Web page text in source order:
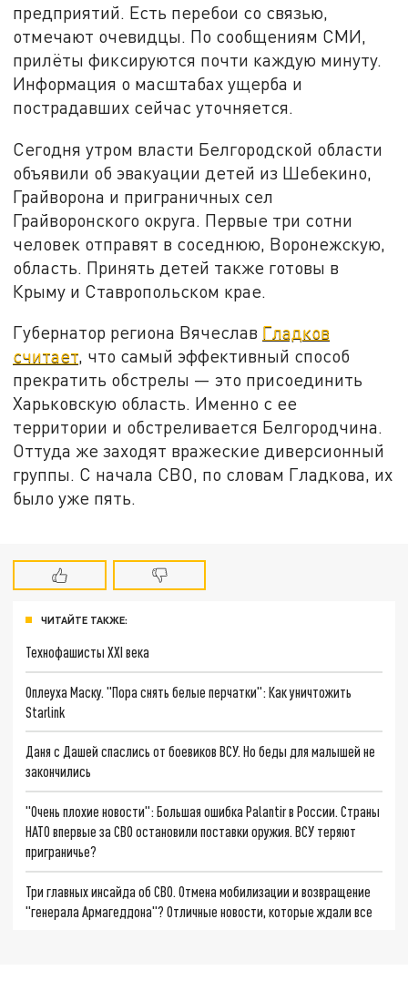
предприятий. Есть перебои со связью,
отмечают очевидцы. По сообщениям СМИ,
прилёты фиксируются почти каждую минуту.
Информация о масштабах ущерба и
пострадавших сейчас уточняется.
Сегодня утром власти Белгородской области
объявили об эвакуации детей из Шебекино,
Грайворона и приграничных сел
Грайворонского округа. Первые три сотни
человек отправят в соседнюю, Воронежскую,
область. Принять детей также готовы в
Крыму и Ставропольском крае.
Губернатор региона Вячеслав Гладков
считает, что самый эффективный способ
прекратить обстрелы — это присоединить
Харьковскую область. Именно с ее
территории и обстреливается Белгородчина.
Оттуда же заходят вражеские диверсионный
группы. С начала СВО, по словам Гладкова, их
было уже пять.
ЧИТАЙТЕ ТАКЖЕ:
Технофашисты XXI века
Оплеуха Маску. "Пора снять белые перчатки": Как уничтожить
Starlink
Даня с Дашей спаслись от боевиков ВСУ. Но беды для малышей не
закончились
"Очень плохие новости": Большая ошибка Palantir в России. Страны
НАТО впервые за СВО остановили поставки оружия. ВСУ теряют
приграничье?
Три главных инсайда об СВО. Отмена мобилизации и возвращение
"генерала Армагеддона"? Отличные новости, которые ждали все